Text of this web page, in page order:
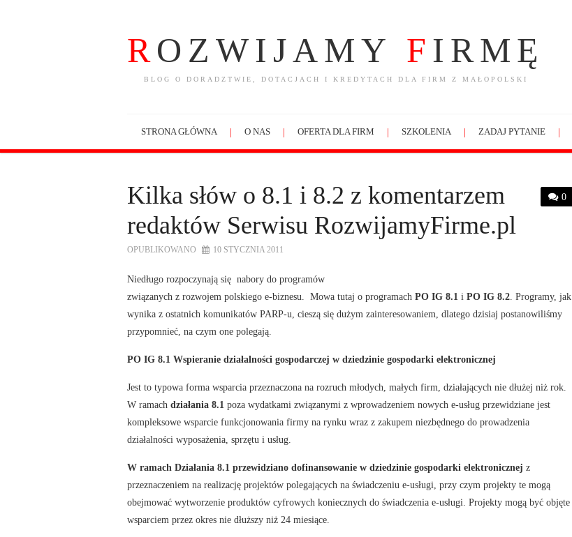
ROZWIJAMY F IRMĘ
BLOG O DORADZTWIE, DOTACJACH I KREDYTACH DLA FIRM Z MAŁOPOLSKI
STRONA GŁÓWNA O NAS OFERTA DLA FIRM SZKOLENIA ZADAJ PYTANIE
0
Kilka słów o 8.1 i 8.2 z komentarzem
redaktów Serwisu RozwijamyFirme.pl
OPUBLIKOWANO 10 STYCZNIA 2011
Niedługo rozpoczynają się nabory do programów
związanych z rozwojem polskiego e-biznesu. Mowa tutaj o programach PO IG 8.1 i PO IG 8.2 . Programy, jak
wynika z ostatnich komunikatów PARP-u, cieszą się dużym zainteresowaniem, dlatego dzisiaj postanowiliśmy
przypomnieć, na czym one polegają.
PO IG 8.1 Wspieranie działalności gospodarczej w dziedzinie gospodarki elektronicznej
Jest to typowa forma wsparcia przeznaczona na rozruch młodych, małych firm, działających nie dłużej niż rok.
W ramach działania 8.1 poza wydatkami związanymi z wprowadzeniem nowych e-usług przewidziane jest
kompleksowe wsparcie funkcjonowania firmy na rynku wraz z zakupem niezbędnego do prowadzenia
działalności wyposażenia, sprzętu i usług.
W ramach Działania 8.1 przewidziano dofinansowanie w dziedzinie gospodarki elektronicznej z
przeznaczeniem na realizację projektów polegających na świadczeniu e-usługi, przy czym projekty te mogą
obejmować wytworzenie produktów cyfrowych koniecznych do świadczenia e-usługi. Projekty mogą być objęte
wsparciem przez okres nie dłuższy niż 24 miesiące.